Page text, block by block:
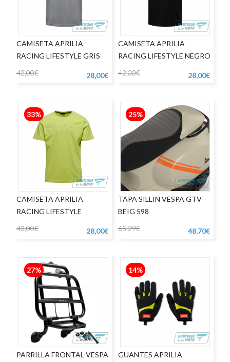
CAMISETA APRILIA
RACING LIFESTYLE GRIS
42,00€
28,00€
CAMISETA APRILIA
RACING LIFESTYLE NEGRO
42,00€
28,00€
33%
CAMISETA APRILIA
RACING LIFESTYLE
42,00€ 28,00€
25%
TAPA SILLIN VESPA GTV
BEIG 598
65,29€
48,70€
27%
PARRILLA FRONTAL VESPA
14%
GUANTES APRILIA